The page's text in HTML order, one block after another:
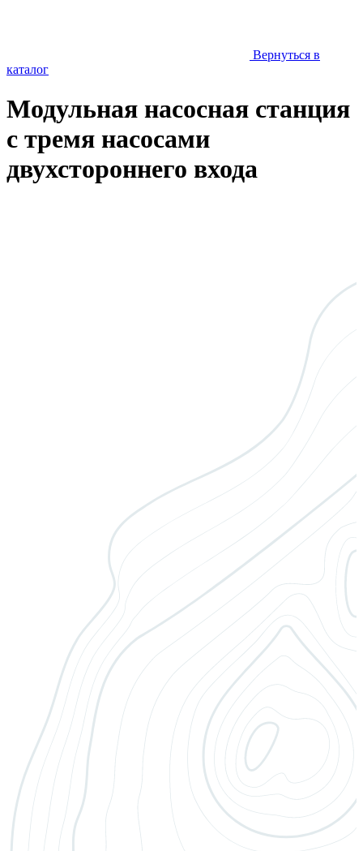
Вернуться в
каталог
Модульная насосная станция
с тремя насосами
двухстороннего входа